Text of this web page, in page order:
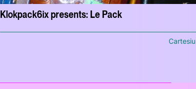
Klokpack6ix presents: Le Pack